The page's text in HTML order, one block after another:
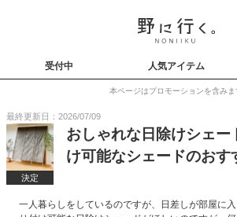
受付中 人気アイテム
本ページはプロモーションを含みま
最終更新日：2026/07/09
決定
おしゃれな日除けシェー
け可能なシェードのおす
一人暮らしをしているのですが、日差しが部屋に